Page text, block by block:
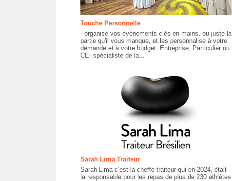
Touche Personnelle
- organise vos événements clés en mains, ou juste la
partie qu'il vous manque, et les personnalise à votre
demande et à votre budget. Entreprise, Particulier ou
CE- spécialiste de la...
Sarah Lima Traiteur
Sarah Lima c’est la cheffe traiteur qui en 2024, était
la responsable pour les repas de plus de 230 athlètes